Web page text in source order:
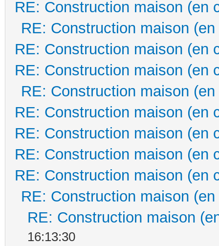
RE: Construction maison (en
RE: Construction maison
RE: Construction maison (en
RE: Construction maison (en
RE: Construction maison
RE: Construction maison (en
RE: Construction maison (en
RE: Construction maison (en
RE: Construction maison (en
RE: Construction maison
RE: Construction maison
16:13:30